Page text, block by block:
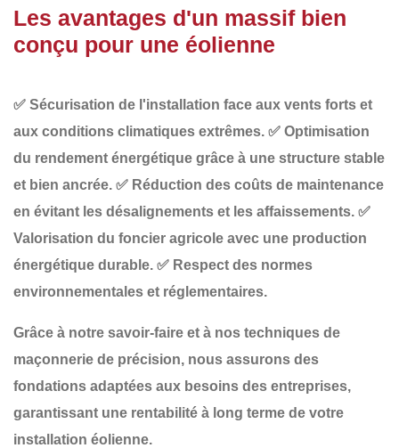
Les avantages d'un massif bien
conçu pour une éolienne
✅ Sécurisation de l'installation face aux vents forts et
aux conditions climatiques extrêmes. ✅ Optimisation
du rendement énergétique grâce à une structure stable
et bien ancrée. ✅ Réduction des coûts de maintenance
en évitant les désalignements et les affaissements. ✅
Valorisation du foncier agricole avec une production
énergétique durable. ✅ Respect des normes
environnementales et réglementaires.
Grâce à notre savoir-faire et à nos techniques de
maçonnerie de précision, nous assurons des
fondations adaptées aux besoins des entreprises,
garantissant une rentabilité à long terme de votre
installation éolienne.